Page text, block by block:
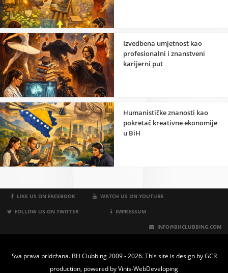
Izvedbena umjetnost kao
profesionalni i znanstveni
karijerni put
Humanističke znanosti kao
pokretač kreativne ekonomije
u BiH
LIKE US ON FACEBOOK WATCH US ON YOUTUBE
FOLLOW US ON TWITTER IMPRESSUM
INFO@BHCLUBBING.COM
Sva prava pridržana. BH Clubbing 2009 - 2026. This site is design byGCR
production, powered byVinis-WebDeveloping